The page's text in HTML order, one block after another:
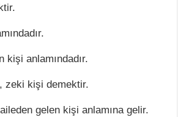
kişi anlamındadır.
zeki kişi demektir.
gelen kişi anlamına gelir.